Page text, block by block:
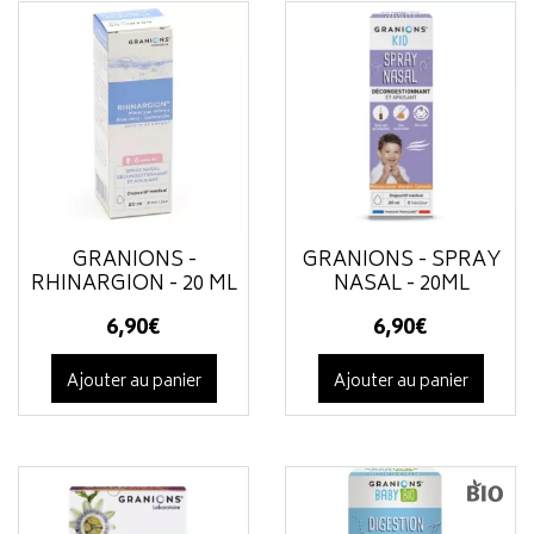
GRANIONS -
RHINARGION - 20 ML
6,90€
Ajouter au panier
GRANIONS - SPRAY
NASAL - 20ML
6,90€
Ajouter au panier